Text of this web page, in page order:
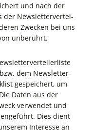
und nach der
der News­let­ter­ver­tei­
Zwe­cken bei uns
unberührt.
dem News­let­ter­
gespei­chert, um
Daten aus der
ver­wen­det und
Dies dient
Inter­es­se an